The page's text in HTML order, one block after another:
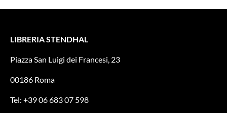
LIBRERIA STENDHAL
Piazza San Luigi dei Francesi, 23
00186 Roma
Tel: +39 06 683 07 598